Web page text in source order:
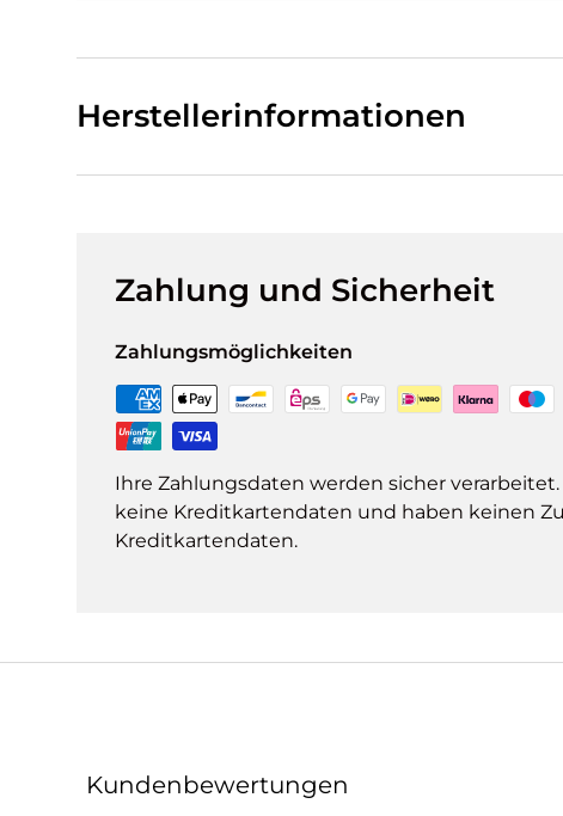
Herstellerinformationen
Zahlung und Sicherheit
Zahlungsmöglichkeiten
Ihre Zahlungsdaten werden sicher
keine Kreditkartendaten und haben keinen
Kreditkartendaten.
Kundenbewertungen